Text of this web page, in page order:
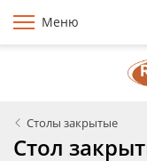
Меню
Столы закрытые
Стол